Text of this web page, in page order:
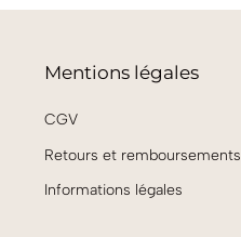
Mentions légales
CGV
Retours et remboursements
Informations légales